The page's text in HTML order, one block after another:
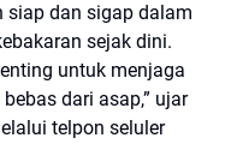
siap dan sigap dalam
sejak dini.
untuk menjaga
dari asap,” ujar
telpon seluler